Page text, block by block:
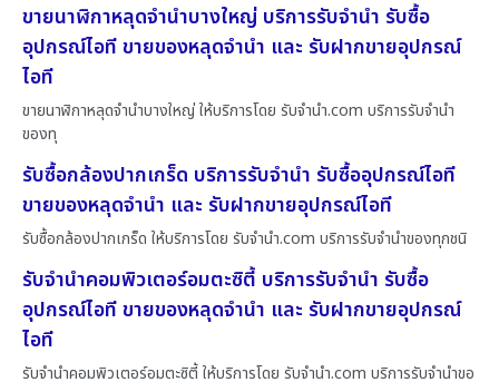
ขายนาฬิกาหลุดจำนำบางใหญ่ บริการรับจำนำ รับซื้อ
อุปกรณ์ไอที ขายของหลุดจำนำ และ รับฝากขายอุปกรณ์
ไอที
ขายนาฬิกาหลุดจำนำบางใหญ่ ให้บริการโดย รับจํานํา.com บริการรับจำนำ
ของทุ
รับซื้อกล้องปากเกร็ด บริการรับจำนำ รับซื้ออุปกรณ์ไอที
ขายของหลุดจำนำ และ รับฝากขายอุปกรณ์ไอที
รับซื้อกล้องปากเกร็ด ให้บริการโดย รับจํานํา.com บริการรับจำนำของทุกชนิ
รับจำนำคอมพิวเตอร์อมตะซิตี้ บริการรับจำนำ รับซื้อ
อุปกรณ์ไอที ขายของหลุดจำนำ และ รับฝากขายอุปกรณ์
ไอที
รับจำนำคอมพิวเตอร์อมตะซิตี้ ให้บริการโดย รับจํานํา.com บริการรับจำนำขอ